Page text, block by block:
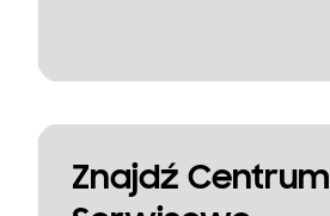
Znajdź Centrum